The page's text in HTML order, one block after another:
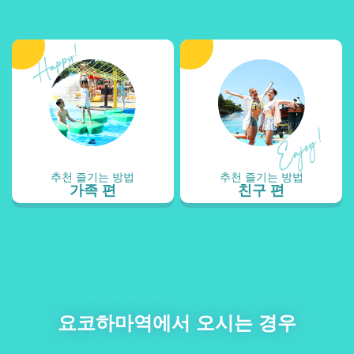
추천 즐기는 방법
가족 편
추천 즐기는 방법
친구 편
요코하마역에서 오시는 경우